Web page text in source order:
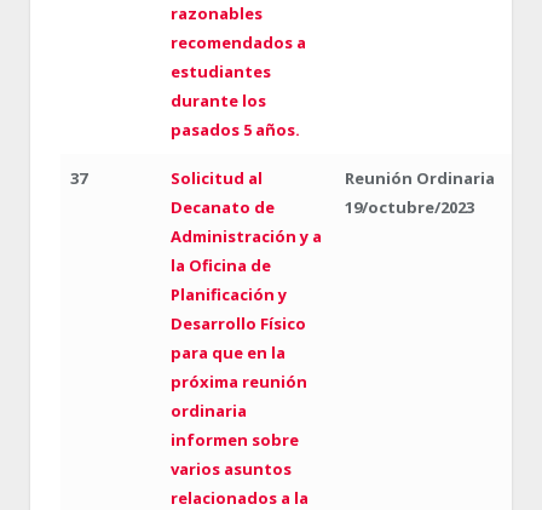
razonables
recomendados a
estudiantes
durante los
pasados 5 años.
37
Solicitud al
Decanato de
Administración y a
la Oficina de
Planificación y
Desarrollo Físico
para que en la
próxima reunión
ordinaria
informen sobre
varios asuntos
relacionados a la
Reunión Ordinaria
19/octubre/2023